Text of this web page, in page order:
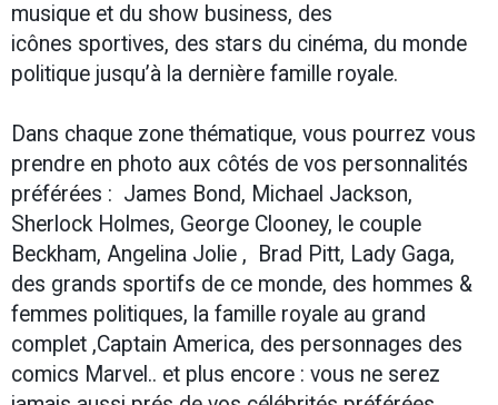
musique et du show business, des
icônes sportives, des stars du cinéma, du monde
politique jusqu’à la dernière famille royale.
Dans chaque zone thématique, vous pourrez vous
prendre en photo aux côtés de vos personnalités
préférées : James Bond, Michael Jackson,
Sherlock Holmes, George Clooney, le couple
Beckham, Angelina Jolie , Brad Pitt, Lady Gaga,
des grands sportifs de ce monde, des hommes &
femmes politiques, la famille royale au grand
complet ,Captain America, des personnages des
comics Marvel.. et plus encore : vous ne serez